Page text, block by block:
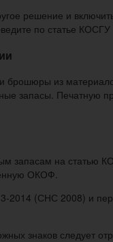
решение и
по статье
брошюры из
запасы. Печатную
запасам на статью
ОКОФ.
2014 (СНС 2008) и
знаков следует